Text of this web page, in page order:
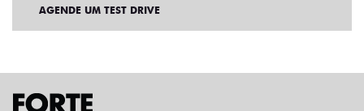
AGENDE UM TEST DRIVE